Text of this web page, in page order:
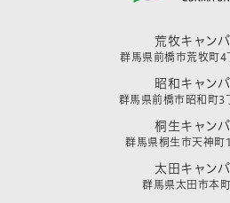
荒牧キャン
群馬県前橋市荒牧町4
昭和キャン
群馬県前橋市昭和町3
桐生キャン
群馬県桐生市天神町
太田キャン
群馬県太田市本